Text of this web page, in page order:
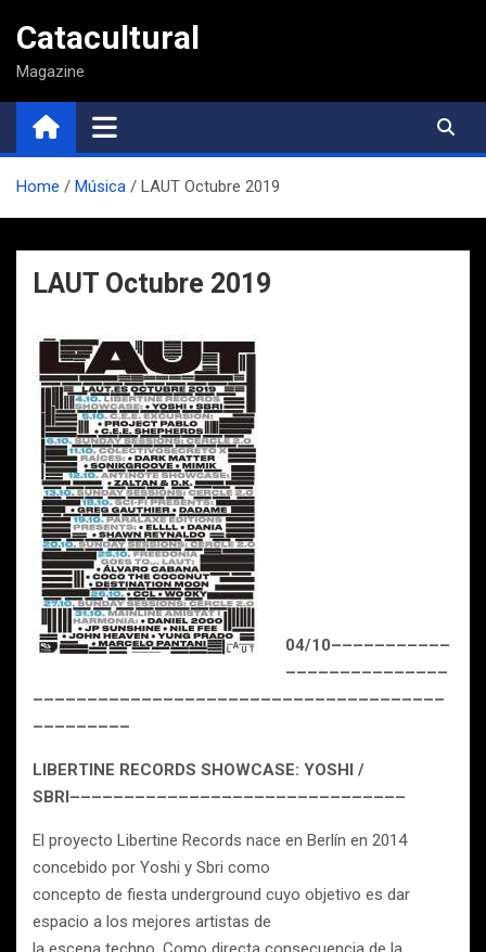
contenido
Catacultural
Magazine
Home Música LAUT Octubre 2019
LAUT Octubre 2019
04/10–––––––––––
–––––––––––––––
––––––––––––––––––––––––––––––––––––––
–––––––––
LIBERTINE RECORDS SHOWCASE: YOSHI /
SBRI–––––––––––––––––––––––––––––––
El proyecto Libertine Records nace en Berlín en 2014
concebido por Yoshi y Sbri como
concepto de fiesta underground cuyo objetivo es dar
espacio a los mejores artistas de